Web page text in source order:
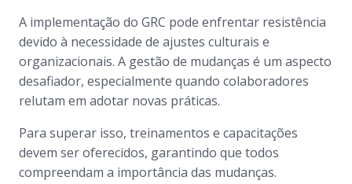
A implementação do GRC pode enfrentar resistência
devido à necessidade de ajustes culturais e
organizacionais. A gestão de mudanças é um aspecto
desafiador, especialmente quando colaboradores
relutam em adotar novas práticas.
Para superar isso, treinamentos e capacitações
devem ser oferecidos, garantindo que todos
compreendam a importância das mudanças.